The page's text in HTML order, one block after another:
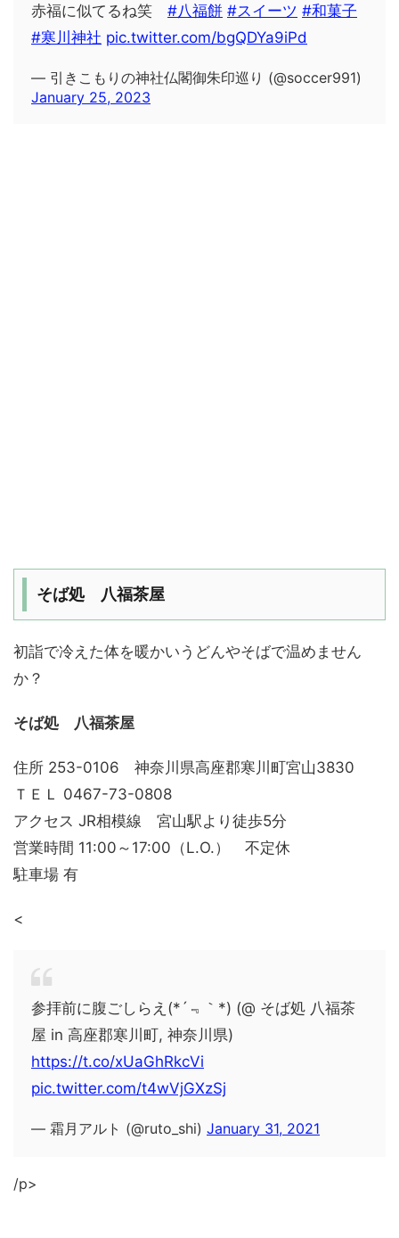
赤福に似てるね笑 #八福餅 #スイーツ #和菓子
#寒川神社 pic.twitter.com/bgQDYa9iPd
— 引きこもりの神社仏閣御朱印巡り (@soccer991)
January 25, 2023
そば処 八福茶屋
初詣で冷えた体を暖かいうどんやそばで温めません
か？
そば処 八福茶屋
住所 253-0106 神奈川県高座郡寒川町宮山3830
ＴＥＬ 0467-73-0808
アクセス JR相模線 宮山駅より徒歩5分
営業時間 11:00～17:00（L.O.） 不定休
駐車場 有
<
参拝前に腹ごしらえ(*´﹃｀*) (@ そば処 八福茶
屋 in 高座郡寒川町, 神奈川県)
https://t.co/xUaGhRkcVi
pic.twitter.com/t4wVjGXzSj
— 霜月アルト (@ruto_shi) January 31, 2021
/p>